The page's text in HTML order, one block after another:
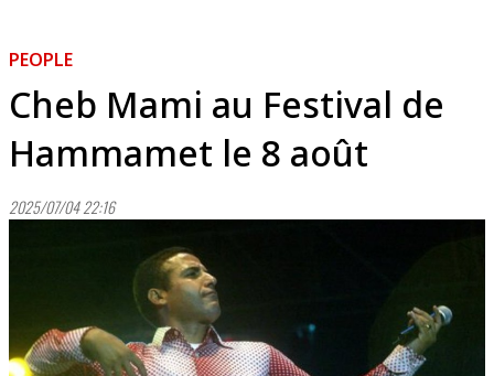
PEOPLE
Cheb Mami au Festival de
Hammamet le 8 août
2025/07/04 22:16